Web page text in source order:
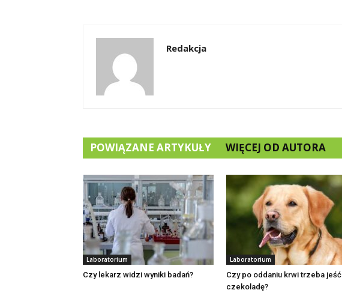
Redakcja
POWIĄZANE ARTYKUŁY WIĘCEJ OD AUTORA
Laboratorium
Czy lekarz widzi wyniki badań?
Laboratorium
Czy po oddaniu krwi trzeba jeść
czekoladę?